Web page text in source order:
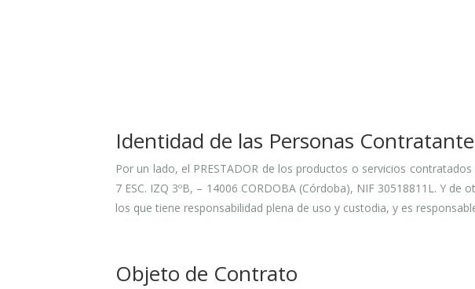
Identidad de las Personas
Por un lado, el PRESTADOR de los productos o servicios contratados
7 ESC. IZQ 3ºB, – 14006 CORDOBA (Córdoba), NIF 30518811L. Y
los que tiene responsabilidad plena de uso y custodia, y es
Objeto de Contrato